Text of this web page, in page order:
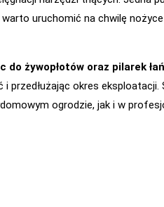
uruchomić na chwilę
żywopłotów oraz pilarek
okres eksploatacji.
ogrodzie, jak i w